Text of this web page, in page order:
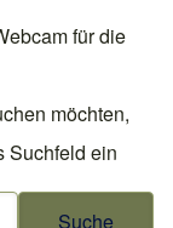
für die
möchten,
Suchfeld ein